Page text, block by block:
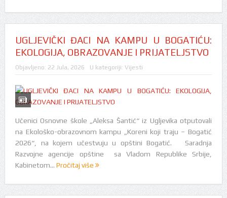
UGLJEVIČKI ĐACI NA KAMPU U BOGATIĆU:
EKOLOGIJA, OBRAZOVANJE I PRIJATELJSTVO
Objavljeno: 22 Jula, 2026 U kategoriji: Vijesti
Učenici Osnovne škole „Aleksa Šantić“ iz Ugljevika otputovali
na Ekološko-obrazovnom kampu „Koreni koji traju – Bogatić
2026“, na kojem učestvuju u opštini Bogatić. Saradnja
Razvojne agencije opštine sa Vladom Republike Srbije,
Kabinetom... Pročitaj više